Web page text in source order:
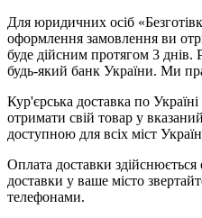
Для юридичних осіб
оформлення замовлення ви
буде дійсним протягом 3
будь-який банк України. Ми
Кур'єрська доставка по
отримати свій товар у
доступною для всіх міст
Оплата доставки
доставки у ваше місто
телефонами.